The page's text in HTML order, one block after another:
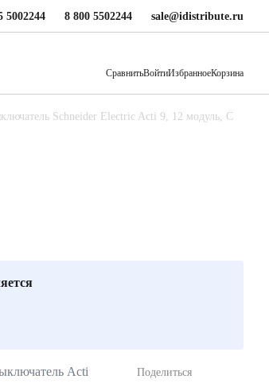
5002244 8 800 5502244 sale@idistribute.ru
СравнитьВойтиИзбранноеКорзина
Schneider Electric Acti 9, 12 модуль, C
Acti
Поделиться